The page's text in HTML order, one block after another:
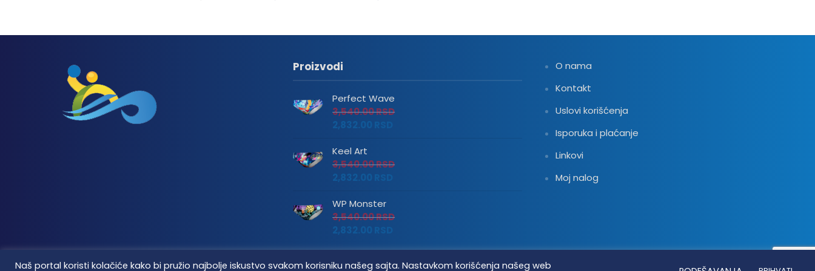
Proizvodi
Perfect Wave
3,540.00RSD
2,832.00
Keel Art
3,540.00RSD
2,832.00
WP Monster
3,540.00RSD
2,832.00
O nama
Kontakt
Uslovi korišćenja
Isporuka i plaćanje
Linkovi
Moj nalog
Naš portal koristi kolačiće kako bi pružio najbolje iskustvo svakom korisniku našeg sajta. Nastavkom korišćenja našeg web